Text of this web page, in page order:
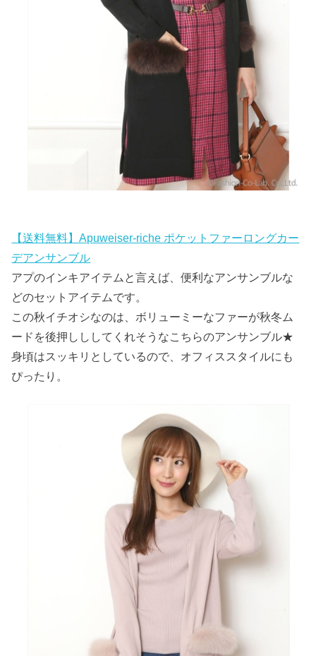
【送料無料】Apuweiser-riche ポケットファーロングカー
デアンサンブル
アプのインキアイテムと言えば、便利なアンサンブルな
どのセットアイテムです。
この秋イチオシなのは、ボリューミーなファーが秋冬ム
ードを後押しししてくれそうなこちらのアンサンブル★
身頃はスッキリとしているので、オフィススタイルにも
ぴったり。